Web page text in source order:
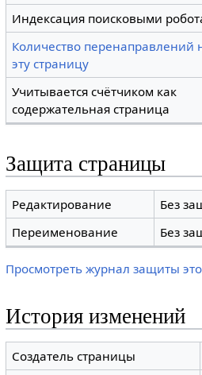
Индексация поисковыми
Количество перенаправлений
эту страницу
Учитывается счётчиком как
содержательная страница
Защита страницы
Редактирование
Без
Переименование
Без
Просмотреть журнал защиты
История изменений
Создатель страницы